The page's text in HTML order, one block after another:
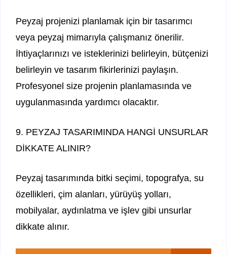
Peyzaj projenizi planlamak için bir tasarımcı
veya peyzaj mimarıyla çalışmanız önerilir.
İhtiyaçlarınızı ve isteklerinizi belirleyin, bütçenizi
belirleyin ve tasarım fikirlerinizi paylaşın.
Profesyonel size projenin planlamasında ve
uygulanmasında yardımcı olacaktır.
9. PEYZAJ TASARIMINDA HANGİ UNSURLAR
DİKKATE ALINIR?
Peyzaj tasarımında bitki seçimi, topografya, su
özellikleri, çim alanları, yürüyüş yolları,
mobilyalar, aydınlatma ve işlev gibi unsurlar
dikkate alınır.